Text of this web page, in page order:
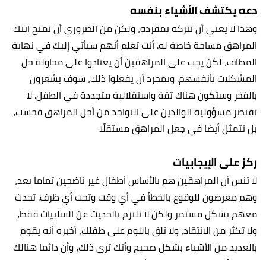
دعه يكتشف الأشياء بنفسه
وهذا لا يعني أن تتركه بمفرده، ولكن من الضروري أن تمنح ابنك
المراهق مساحة خاصة له. أنت تعلم أنهم سيأتي إليك في نهاية
المطاف، لكن يجب على المراهقين أن يعتادوا على محاولة حل
المشكلات بأنفسهم. وبمجرد أن يفعلوا ذلك، سوف يشعرون
بالفخر وستكون هناك ثقة واستقلالية متجددة في الطفل. لا
تقتصر مسؤولية الوالدين على التواجد من أجل المراهق فحسب،
بل تتمثل أيضا في جعل المراهق مستقلًا.
ركز على الإيجابيات
لا تنس أن المراهقين هم بالأساس أطفال غير ناضجين تماما بعد،
وهم معرضون للوقوع بالخطأ في أي وقت وتحت أي ظرف. تحدث
معهم بشكل مستمر ولكن لا تلتزم بالحديث عن السلبيات فقط،
ولا تكثر من الانتقاد، ولا تلق باللوم على طفلك، أخبره أنه يقوم
بالعديد من الأشياء بشكل صحيح وأنك ترى ذلك، وأن دائما هنالك